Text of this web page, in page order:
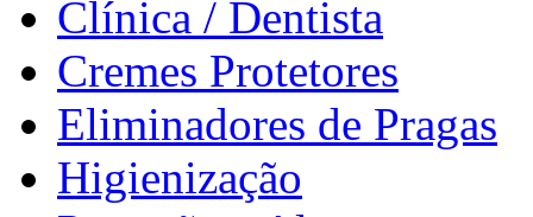
Clínica / Dentista
Cremes Protetores
Eliminadores de Pragas
Higienização